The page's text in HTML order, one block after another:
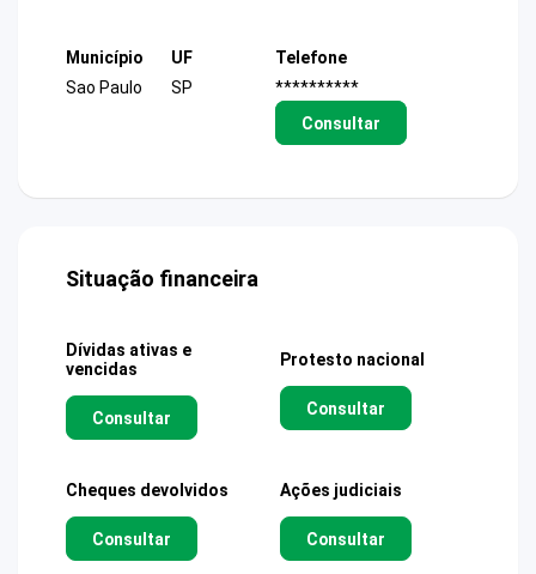
Município
Sao Paulo
UF
SP
Telefone
**********
Consultar
Situação financeira
Dívidas ativas e
vencidas
Consultar
Protesto nacional
Consultar
Cheques devolvidos
Consultar
Ações judiciais
Consultar